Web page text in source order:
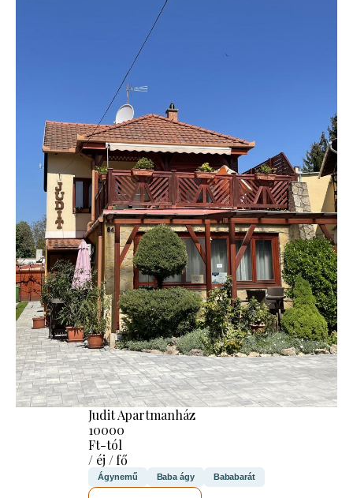
Judit Apartmanház
10000
Ft-tól
/ éj / fő
Ágynemű Baba ágy Bababarát